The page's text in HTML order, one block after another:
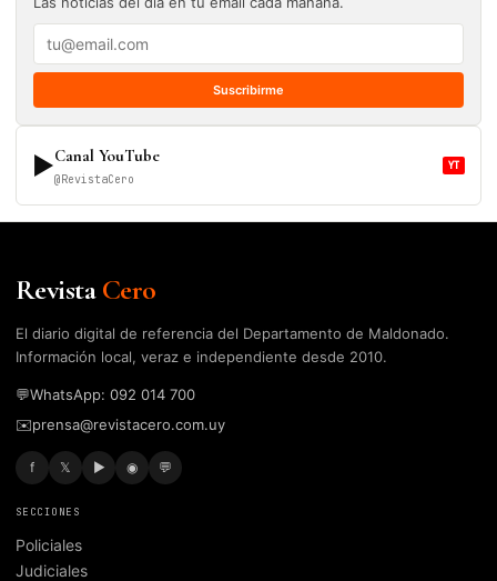
Suscribirme
▶Canal YouTube
@RevistaCero
YT
RevistaCero
El diario digital de referencia del Departamento de Maldonado.
Información local, veraz e independiente desde 2010.
💬WhatsApp: 092 014 700
✉️prensa@revistacero.com.uy
f 𝕏 ▶ ◉ 💬
SECCIONES
Policiales
Judiciales